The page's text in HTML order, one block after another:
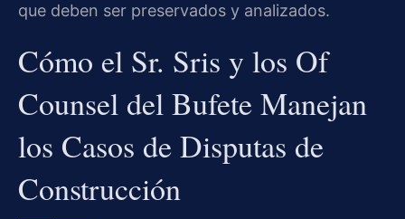
que deben ser preservados y analizados.
Cómo el Sr. Sris y los Of
Counsel del Bufete Manejan
los Casos de Disputas de
Construcción